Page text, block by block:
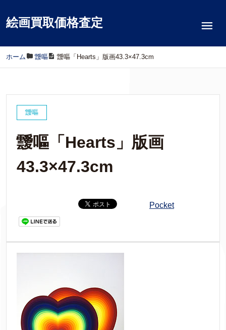
絵画買取価格査定
ホーム / 靉嘔/ 靉嘔「Hearts」版画43.3×47.3cm
靉嘔
靉嘔「Hearts」版画
43.3×47.3cm
Pocket